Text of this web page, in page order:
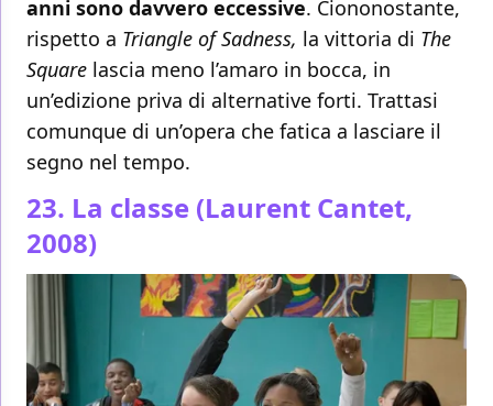
anni sono davvero eccessive. Ciononostante,
rispetto a Triangle of Sadness, la vittoria di The
Square lascia meno l’amaro in bocca, in
un’edizione priva di alternative forti. Trattasi
comunque di un’opera che fatica a lasciare il
segno nel tempo.
23. La classe (Laurent Cantet,
2008)